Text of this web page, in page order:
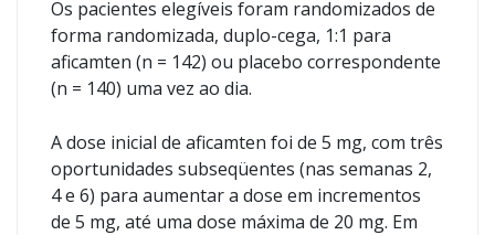
Os pacientes elegíveis foram randomizados de
forma randomizada, duplo-cega, 1:1 para
aficamten (n = 142) ou placebo correspondente
(n = 140) uma vez ao dia.
A dose inicial de aficamten foi de 5 mg, com três
oportunidades subseqüentes (nas semanas 2,
4 e 6) para aumentar a dose em incrementos
de 5 mg, até uma dose máxima de 20 mg. Em